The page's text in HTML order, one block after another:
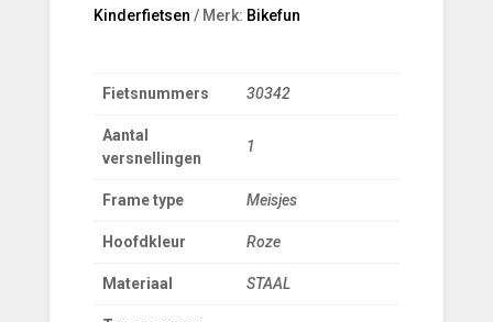
Kinderfietsen
Merk: Bikefun
Fietsnummers 30342
Aantal
versnellingen
1
Frame type Meisjes
Hoofdkleur Roze
Materiaal STAAL